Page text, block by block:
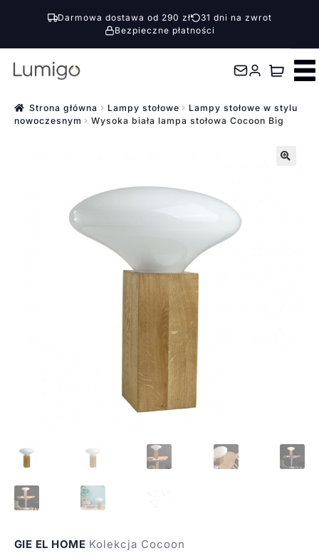
Darmowa dostawa od 290 zł
31 dni na zwrot
Bezpieczne płatności
Przejdź
nawigacji
Przejdź
treści Strona główna Lampy stołowe
Lampy stołowe w stylu
nowoczesnym
Wysoka biała lampa stołowa Cocoon Big
GIE EL HOME Kolekcja Cocoon